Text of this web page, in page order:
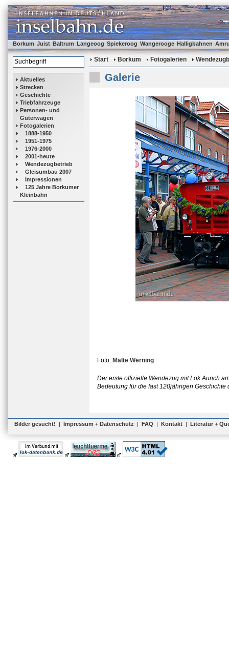
Borkum Juist Baltrum Langeoog Spiekeroog Wangerooge Halligbahnen
Aktuelles
Strecken
Geschichte
Triebfahrzeuge
Personen- und
Güterwagen
Fotogalerien
1888-1950
1951-1975
1976-2000
2001-heute
Wendezugbetrieb
Gleisumbau 2007
Impressionen
125 Jahre Borkumer
Kleinbahn
Start Borkum Fotogalerien
Galerie
Foto: Malte Werning
Der erste offizielle Wendezug mit Lok Aurich
Bedeutung für die fast 120jährigen
Bilder gesucht! | Impressum + Datenschutz | FAQ | Kontakt | Literatur +